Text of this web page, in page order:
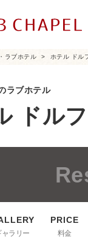
ラブホテル ホテル ドル
ラブホテル
ドル
ャラリー 料金